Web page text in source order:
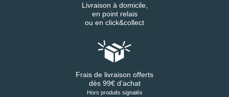
Livraison à domicile,
en point relais
ou en click&collect
Frais de livraison offerts
dès 99€ d’achat
Hors produits signalés